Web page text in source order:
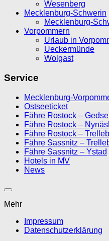
Wesenberg
Mecklenburg-Schwerin
Mecklenburg-
Vorpommern
Urlaub in
Ueckermünde
Wolgast
Service
Mecklenburg-
Ostseeticket
Fähre Rostock –
Fähre Rostock –
Fähre Rostock –
Fähre Sassnitz –
Fähre Sassnitz – Ystad
Hotels in MV
News
Mehr
Impressum
Datenschutzerklärung